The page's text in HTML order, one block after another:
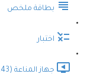
بطاقة ملخص
اختبار
جهاز المناعة (17:43)